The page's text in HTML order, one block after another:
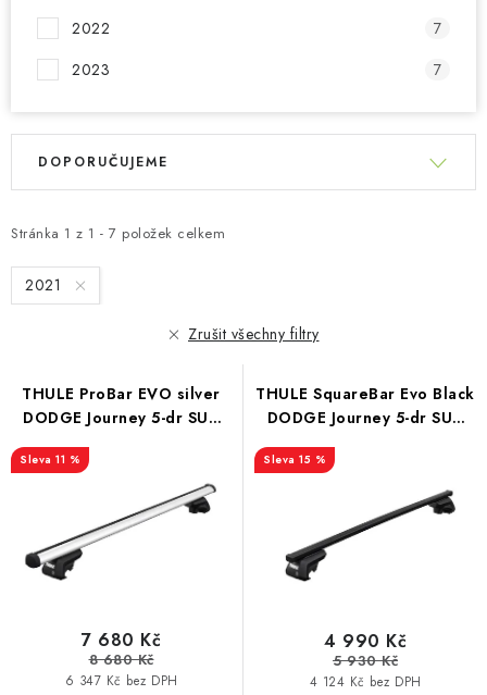
2022
7
2023
7
V
p
i
s
p
r
d
u
k
t
Stránka 1 z 1 - 7 položek celkem
Ř
e
n
í
o
d
u
k
DOPORUČUJEME
2021
Zrušit všechny filtry
THULE ProBar EVO silver
DODGE Journey 5-dr SUV
11 %
6 347 Kč bez DPH
7 680 Kč
8 680 Kč
THULE SquareBar Evo Black
DODGE Journey 5-dr SUV
15 %
4 124 Kč bez DPH
4 990 Kč
5 930 Kč